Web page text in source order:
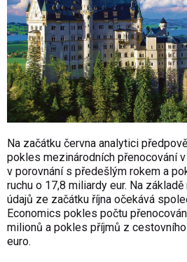
Na začátku června analytici
pokles mezinárodních přenocování
v porovnání s předešlým rokem a
ruchu o 17,8 miliardy eur. Na
údajů ze začátku října očekává
Economics pokles počtu
milionů a pokles příjmů z
euro.